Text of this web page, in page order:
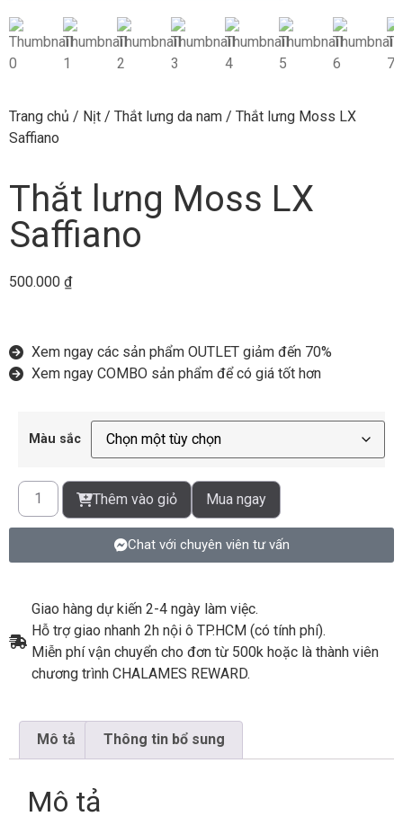
Trang chủ / Nịt / Thắt lưng da nam / Thắt lưng Moss LX
Saffiano
Thắt lưng Moss LX
Saffiano
500.000 ₫
Xem ngay các sản phẩm OUTLET giảm đến 70%
Xem ngay COMBO sản phẩm để có giá tốt hơn
Màu sắc
Thêm vào giỏ Mua ngay
Chat với chuyên viên tư vấn
Giao hàng dự kiến 2-4 ngày làm việc.
Hỗ trợ giao nhanh 2h nội ô TP.HCM (có tính phí).
Miễn phí vận chuyển cho đơn từ 500k hoặc là thành viên
chương trình CHALAMES REWARD.
Mô tả Thông tin bổ sung
Mô tả